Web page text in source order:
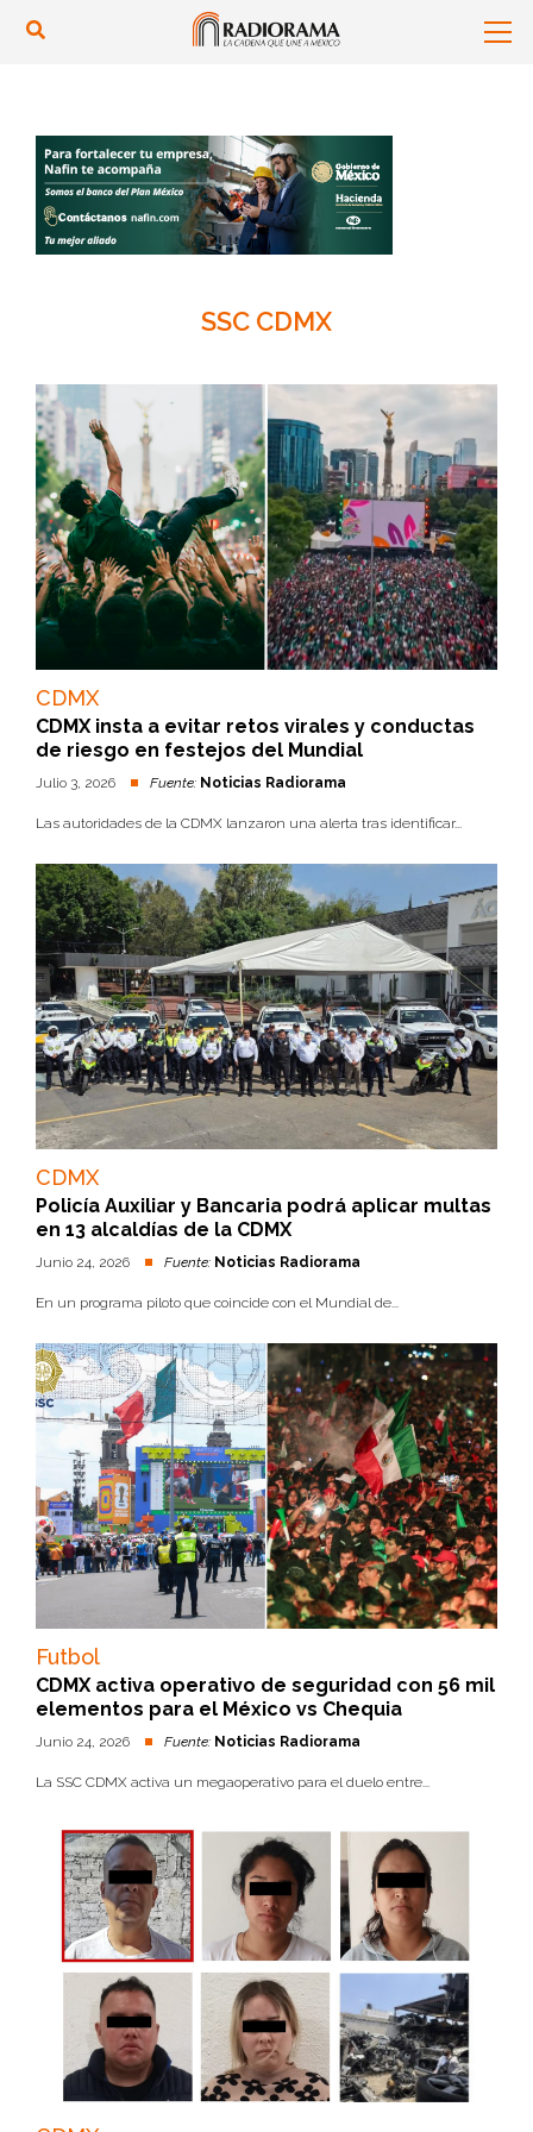
SSC CDMX
CDMX
CDMX insta a evitar retos virales y conductas
de riesgo en festejos del Mundial
Julio 3, 2026 Fuente: Noticias Radiorama
Las autoridades de la CDMX lanzaron una alerta tras identificar...
CDMX
Policía Auxiliar y Bancaria podrá aplicar multas
en 13 alcaldías de la CDMX
Junio 24, 2026 Fuente: Noticias Radiorama
En un programa piloto que coincide con el Mundial de...
Futbol
CDMX activa operativo de seguridad con 56 mil
elementos para el México vs Chequia
Junio 24, 2026 Fuente: Noticias Radiorama
La SSC CDMX activa un megaoperativo para el duelo entre...